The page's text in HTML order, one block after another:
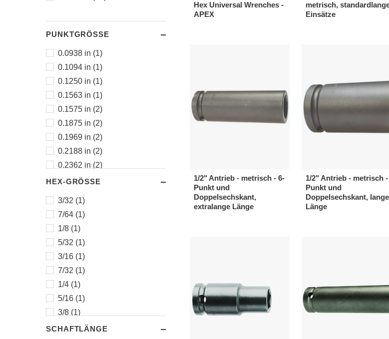
PUNKTGRÖSSE
0.0938 in (1)
0.1094 in (1)
0.1250 in (1)
0.1563 in (1)
0.1575 in (2)
0.1875 in (2)
0.1969 in (2)
0.2188 in (2)
0.2362 in (2)
0.2500 in (2)
0.3150 in (2)
0.3750 in (2)
0.3937 in (2)
0.4724 in (1)
0.5000 in (2)
0.5512 in (1)
0.5625 in (2)
0.6250 in (2)
0.6693 in (1)
0.7480 in (1)
HEX-GRÖSSE
3/32 (1)
7/64 (1)
1/8 (1)
5/32 (1)
3/16 (1)
7/32 (1)
1/4 (1)
5/16 (1)
3/8 (1)
1/2 (1)
SCHAFTLÄNGE
Hex Universal Wrenches -
APEX
metrisch,
Einsätze
1/2" Antrieb - metrisch - 6-
Punkt und
Doppelsechskant,
extralange Länge
1/2" Antrieb - metrisch -
Punkt und
Doppelsechskant, lange
Länge